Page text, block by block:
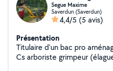
Segue Maxime
Saverdun (Saverdun)
4,4/5 (5 avis)
Présentation
Titulaire d'un bac pro
Cs arboriste grimpeur